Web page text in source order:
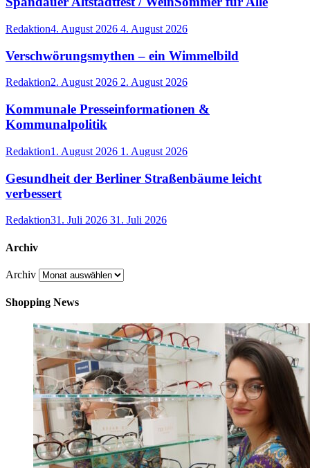
Redaktion4. August 2026 4. August 2026
Verschwörungsmythen – ein Wimmelbild
Redaktion2. August 2026 2. August 2026
Kommunale Presseinformationen &
Kommunalpolitik
Redaktion1. August 2026 1. August 2026
Gesundheit der Berliner Straßenbäume leicht
verbessert
Redaktion31. Juli 2026 31. Juli 2026
Archiv
Archiv
Shopping News